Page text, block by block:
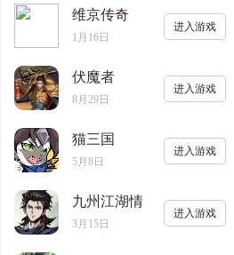
维京传奇
1月16日
进入游戏
伏魔者
8月29日
进入游戏
猫三国
5月8日
进入游戏
九州江湖情
3月15日
进入游戏